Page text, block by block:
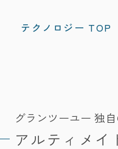
テクノロジー TOP
グランツーユー 独
アルティメイ